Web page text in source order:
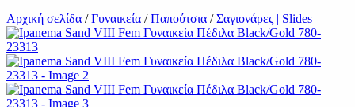
Αρχική σελίδα / Γυναικεία / Παπούτσια / Σαγιονάρες | Slides